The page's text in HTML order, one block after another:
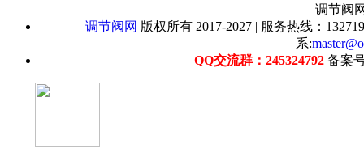
调节阀
调节阀网 版权所有 2017-2027 | 服务热线：
系:
QQ交流群：245324792 备案